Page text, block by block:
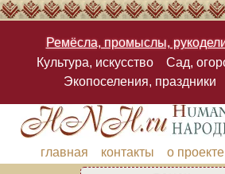
Ремёсла, промыслы,
Культура, искусство
Сад,
Экопоселения, праздники
главная контакты о проекте